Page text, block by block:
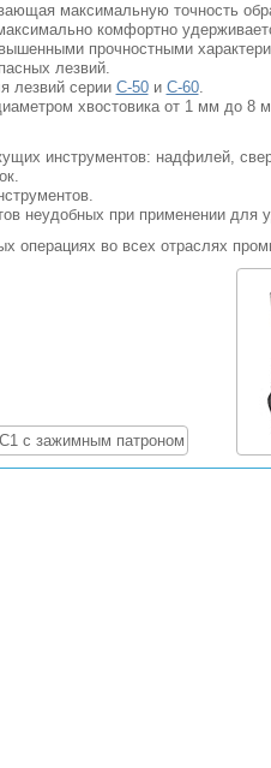
максимальную точность
комфортно
прочностными
лезвий.
лезвий серии С-50и C-60.
хвостовика от 1 мм до 8
инструментов: надфилей,
неудобных при применении для
операциях во всех отраслях